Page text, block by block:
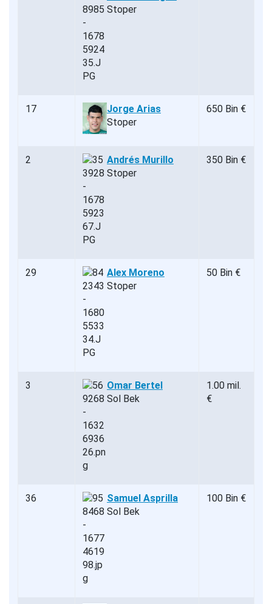
Stoper
17
Jorge Arias
Stoper
650 Bin €
2
Andrés Murillo
Stoper
350 Bin €
29
Alex Moreno
Stoper
50 Bin €
3
Omar Bertel
Sol Bek
1.00 mil.
€
36
Samuel Asprilla
Sol Bek
100 Bin €